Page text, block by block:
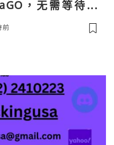
，无需等待收
+ 通话短信”（如
络）：优先 Redt
前